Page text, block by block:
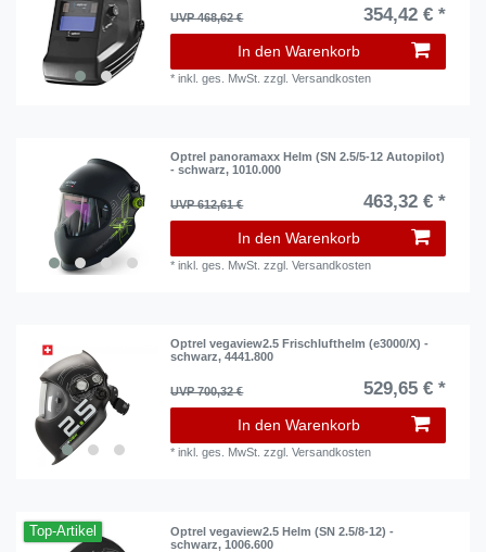
UVP 468,62 € 354,42 € *
In den Warenkorb
*inkl. ges. MwSt. zzgl.Versandkosten
Optrel panoramaxx Helm (SN 2.5/5-12 Autopilot)
- schwarz, 1010.000
UVP 612,61 € 463,32 € *
In den Warenkorb
*inkl. ges. MwSt. zzgl.Versandkosten
Optrel vegaview2.5 Frischlufthelm (e3000/X) -
schwarz, 4441.800
UVP 700,32 € 529,65 € *
In den Warenkorb
*inkl. ges. MwSt. zzgl.Versandkosten
Top-Artikel
Optrel vegaview2.5 Helm (SN 2.5/8-12) -
schwarz, 1006.600